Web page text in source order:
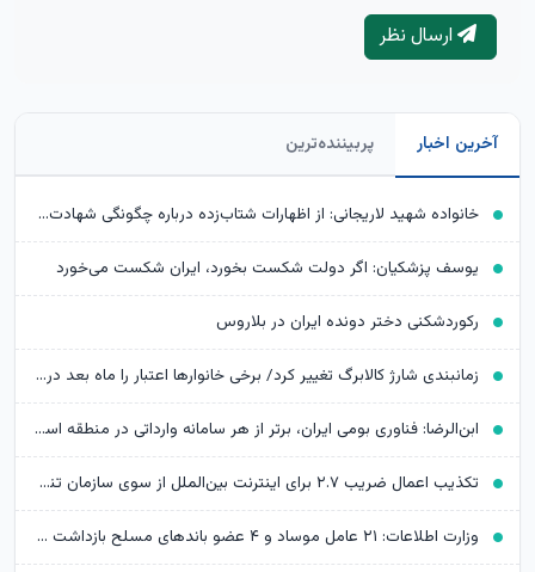
ارسال نظر
آخرین اخبار پربیننده‌ترین
خانواده شهید لاریجانی: از اظهارات شتاب‌زده درباره چگونگی شهادت اجتناب کنید
یوسف پزشکیان: اگر دولت شکست بخورد، ایران شکست می‌خورد
رکوردشکنی دختر دونده ایران در بلاروس
زمانبندی شارژ کالابرگ تغییر کرد/ برخی خانوارها اعتبار را ماه بعد دریافت می‌کنند
ابن‌الرضا: فناوری بومی ایران، برتر از هر سامانه وارداتی در منطقه است
تکذیب اعمال ضریب ۲.۷ برای اینترنت بین‌الملل از سوی سازمان تنظیم مقررات
وزارت اطلاعات: ۲۱ عامل موساد و ۴ عضو باندهای مسلح بازداشت شدند